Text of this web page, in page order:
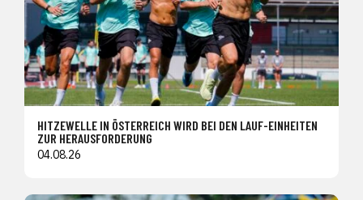
HITZEWELLE IN ÖSTERREICH WIRD BEI DEN LAUF-EINHEITEN
ZUR HERAUSFORDERUNG
04.08.26